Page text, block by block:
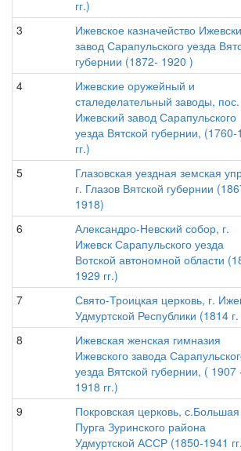
гг.)
3
Ижевское казначейство
завод Сарапульского уезда
губернии (1872- 1920 )
4
Ижевские оружейный и
сталеделательный заводы, пос.
Ижевский завод Сарапульского
уезда Вятской губернии,
гг.)
5
Глазовская уездная земская
г. Глазов Вятской губернии
1918)
6
Александро-Невский собор, г.
Ижевск Сарапульского уезда
Вотской автономной области
1929 гг.)
7
Свято-Троицкая церковь, г.
Удмуртской Республики (1814
8
Ижевская женская гимназия
Ижевского завода
уезда Вятской губернии, ( 1907
1918 гг.)
9
Покровская церковь, с.Большая
Пурга Зуринского района
Удмуртской АССР (1850-1941